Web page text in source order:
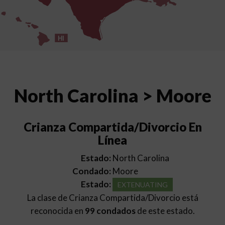
HI
North Carolina > Moore
Crianza Compartida/Divorcio En
Línea
Estado: North Carolina
Condado: Moore
Estado:
EXTENUATING
La clase de Crianza Compartida/Divorcio está
reconocida en 99 condadosde este estado.